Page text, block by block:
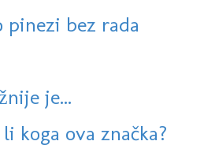
pinezi bez rada
je...
koga ova značka?